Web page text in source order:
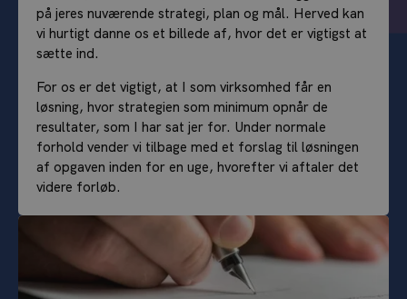
på jeres nuværende strategi, plan og mål. Herved kan
vi hurtigt danne os et billede af, hvor det er vigtigst at
sætte ind.
For os er det vigtigt, at I som virksomhed får en
løsning, hvor strategien som minimum opnår de
resultater, som I har sat jer for. Under normale
forhold vender vi tilbage med et forslag til løsningen
af opgaven inden for en uge, hvorefter vi aftaler det
videre forløb.